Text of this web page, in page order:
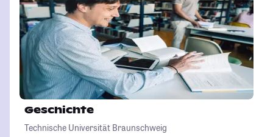
Geschichte
Technische Universität Braunschweig